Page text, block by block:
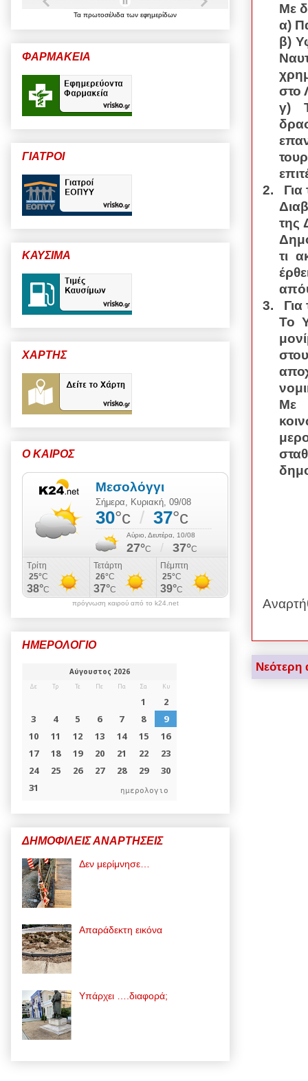
Με
α)
β)
στο
γ)
2.
της
τι
3.
Το
Με
Νεότερη
Τα πρωτοσέλιδα των εφημερίδων
ΦΑΡΜΑΚΕΙΑ
ΓΙΑΤΡΟΙ
ΚΑΥΣΙΜΑ
ΧΑΡΤΗΣ
Ο ΚΑΙΡΟΣ
πρόγνωση καιρού από το k24.net
ΗΜΕΡΟΛΟΓΙΟ
ημερολογιο
ΔΗΜΟΦΙΛΕΙΣ ΑΝΑΡΤΗΣΕΙΣ
Δεν μερίμνησε…
Απαράδεκτη εικόνα
Υπάρχει ….διαφορά;